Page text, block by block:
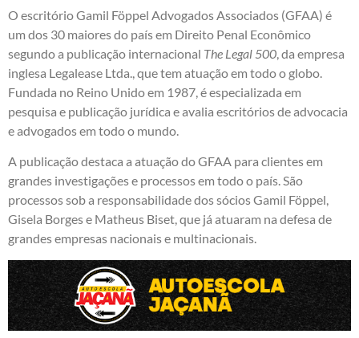
O escritório Gamil Föppel Advogados Associados (GFAA) é
um dos 30 maiores do país em Direito Penal Econômico
segundo a publicação internacional The Legal 500 , da empresa
inglesa Legalease Ltda., que tem atuação em todo o globo.
Fundada no Reino Unido em 1987, é especializada em
pesquisa e publicação jurídica e avalia escritórios de advocacia
e advogados em todo o mundo.
A publicação destaca a atuação do GFAA para clientes em
grandes investigações e processos em todo o país. São
processos sob a responsabilidade dos sócios Gamil Föppel,
Gisela Borges e Matheus Biset, que já atuaram na defesa de
grandes empresas nacionais e multinacionais.